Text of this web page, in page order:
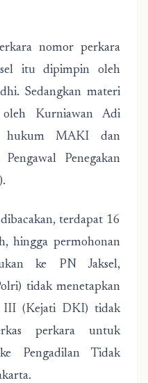
nomor perkara
itu dipimpin oleh
Sedangkan materi
oleh Kurniawan Adi
hukum MAKI dan
Penegakan
terdapat 16
hingga permohonan
ke PN Jaksel,
tidak menetapkan
III (Kejati DKI) tidak
perkara untuk
Pengadilan Tidak